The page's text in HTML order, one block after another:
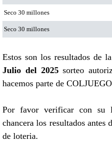
Seco 30 millones
Seco 30 millones
Estos son los resultados de
Julio del 2025sorteo
hacemos parte de
Por favor verificar con su
chancera los resultados
de loteria.